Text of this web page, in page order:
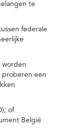
te
federale
worden
proberen een
of
België